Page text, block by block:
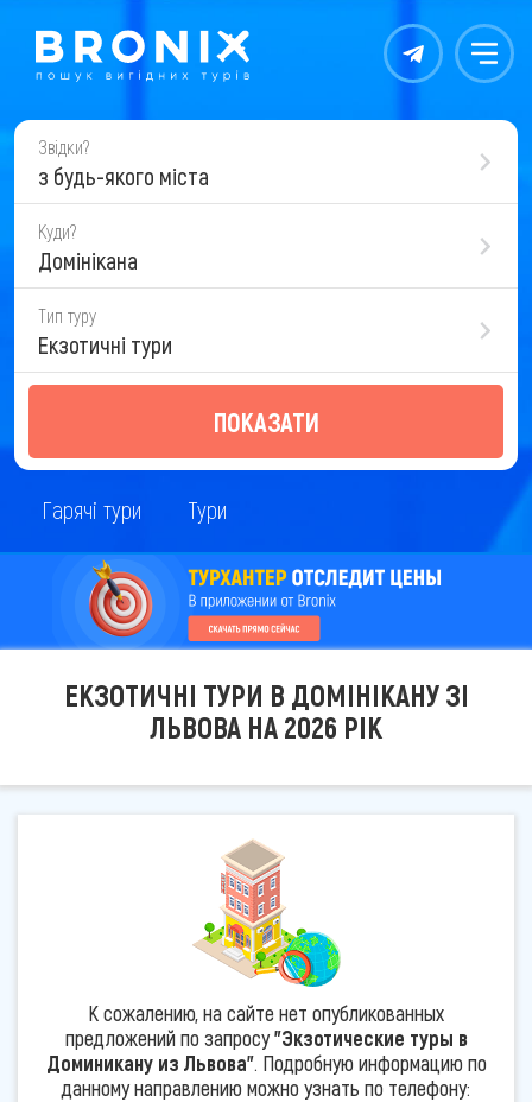
Контакты Меню
Звідки?
з будь-якого міста
Куди?
Домінікана
Тип туру
Екзотичні тури
ПОКАЗАТИ
Гарячі тури Тури
ЕКЗОТИЧНІ ТУРИ В ДОМІНІКАНУ ЗІ
ЛЬВОВА НА 2026 РІК
К сожалению, на сайте нет опубликованных
предложений по запросу"Экзотические туры в
Доминикану из Львова". Подробную информацию по
данному направлению можно узнать по телефону: